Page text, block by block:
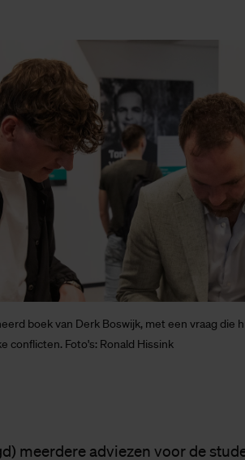
boek van Derk Boswijk, met een vraag die
conflicten. Foto's: Ronald Hissink
meerdere adviezen voor de